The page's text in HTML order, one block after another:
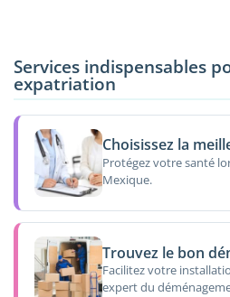
Services indispensables
expatriation
Choisissez la
Protégez votre santé
Mexique.
Trouvez le bon
Facilitez votre
expert du